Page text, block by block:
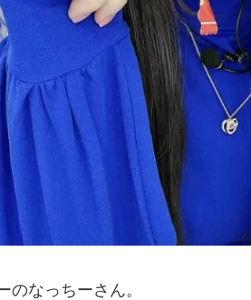
のなっちーさん。